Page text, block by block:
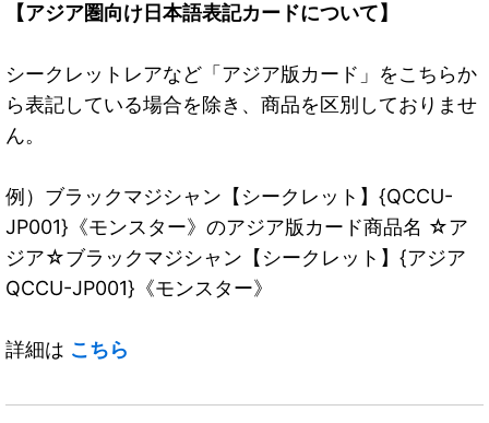
【アジア圏向け日本語表記カードについて】
シークレットレアなど「アジア版カード」をこちらか
ら表記している場合を除き、商品を区別しておりませ
ん。
例）ブラックマジシャン【シークレット】{QCCU-
JP001}《モンスター》のアジア版カード商品名 ☆ア
ジア☆ブラックマジシャン【シークレット】{アジア
QCCU-JP001}《モンスター》
詳細は こちら